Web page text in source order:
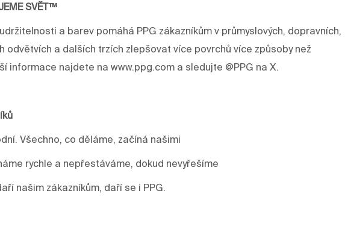
SVĚT™
a barev pomáhá PPG zákazníkům v průmyslových, dopravních,
odvětvích a dalších trzích zlepšovat více povrchů více způsoby než
informace najdete na www.ppg.com a sledujte @PPG na X.
Všechno, co děláme, začíná našimi
rychle a nepřestáváme, dokud nevyřešíme
našim zákazníkům, daří se i PPG.